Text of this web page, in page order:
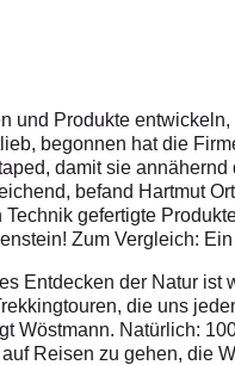
und Produkte
begonnen hat die
damit sie
befand Hartmut
gefertigte
Zum Vergleich:
Entdecken der Natur
die uns
Wöstmann. Natürlich:
Reisen zu gehen, die